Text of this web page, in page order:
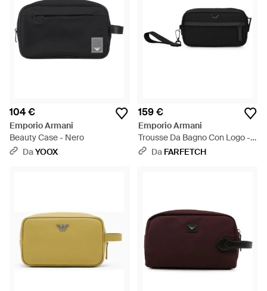
104 €
Emporio Armani
Beauty Case - Nero
DaYOOX
159 €
Emporio Armani
Trousse Da Bagno Con Logo -
NeroDa FARFETCH